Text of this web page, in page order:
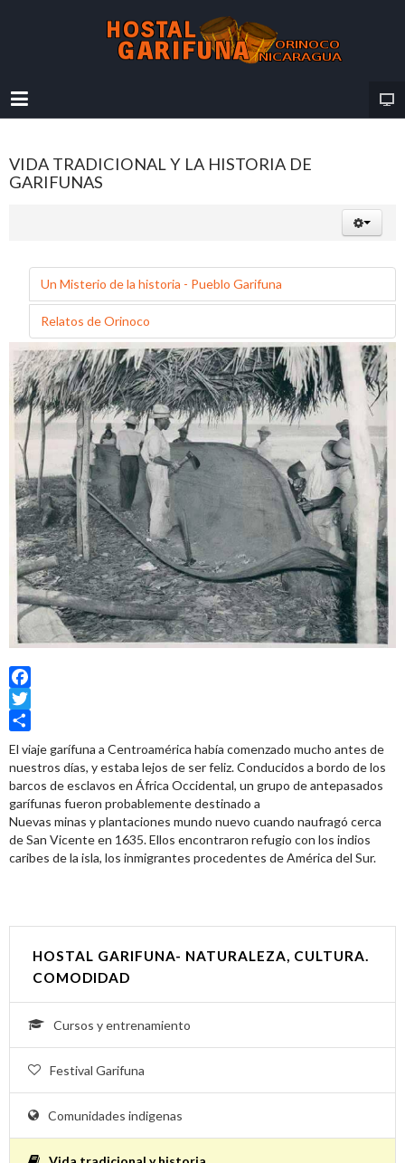
VIDA TRADICIONAL Y LA HISTORIA DE
GARIFUNAS
Un Misterio de la historia - Pueblo Garifuna
Relatos de Orinoco
Facebook
Twitter
Share
El viaje garífuna a Centroamérica había comenzado mucho antes de
nuestros días, y estaba lejos de ser feliz. Conducidos a bordo de los
barcos de esclavos en África Occidental, un grupo de antepasados
garífunas fueron probablemente destinado a
Nuevas minas y plantaciones mundo nuevo cuando naufragó cerca
de San Vicente en 1635. Ellos encontraron refugio con los indios
caribes de la isla, los inmigrantes procedentes de América del Sur.
HOSTAL GARIFUNA- NATURALEZA, CULTURA.
COMODIDAD
Cursos y entrenamiento
Festival Garifuna
Comunidades indigenas